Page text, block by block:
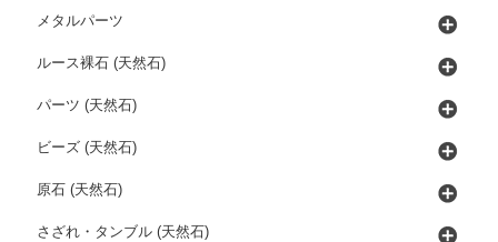
メタルパーツ
ルース裸石 (天然石)
パーツ (天然石)
ビーズ (天然石)
原石 (天然石)
さざれ・タンブル (天然石)